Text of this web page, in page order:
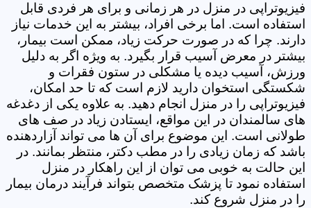
فیزیوتراپی در منزل در هر زمانی و برای هر فردی قابل
استفاده است. اما برخی افراد، بیشتر به این خدمات نیاز
دارند. چرا که در صورت حرکت زیاد، ممکن است بیمار،
بیشتر در معرض آسیب قرار بگیرد. به ویژه اگر به دلیل
ورزش، آسیب دیده یا مشکلی در ستون فقرات و
شکستگی استخوان دارید لازم است که تا حد امکان،
فیزیوتراپی را در منزل انجام دهید. به علاوه یکی از دغدغه
های سالمندان در این مواقع، ایستادن زیاد در صف های
طولانی است. این موضوع برای آن ها می تواند آزاردهنده
باشد که زمان زیادی را در مطب دکتر، منتظر بمانند. در
این حالت به خوبی می توان از این راهکار در منزل
استفاده نمود تا پزشک متخصص بتواند فرآیند درمان بیمار
را در منزل شروع کند.